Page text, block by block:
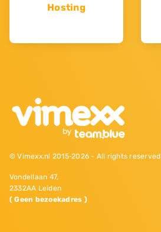
Hosting
© Vimexx.nl 2015‐2026 - All rights reserved
Vondellaan 47,
2332AA Leiden
( Geen bezoekadres )